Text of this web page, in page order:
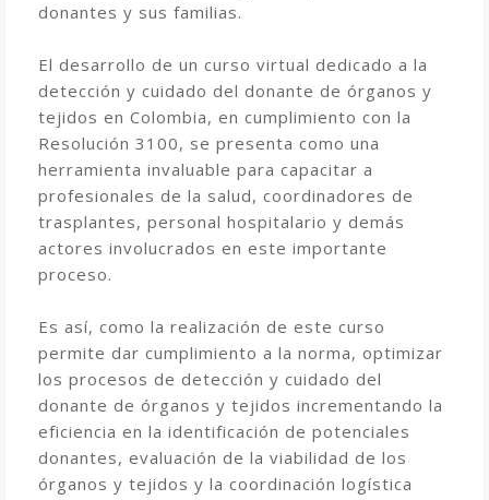
donantes y sus familias.
El desarrollo de un curso virtual dedicado a la
detección y cuidado del donante de órganos y
tejidos en Colombia, en cumplimiento con la
Resolución 3100, se presenta como una
herramienta invaluable para capacitar a
profesionales de la salud, coordinadores de
trasplantes, personal hospitalario y demás
actores involucrados en este importante
proceso.
Es así, como la realización de este curso
permite dar cumplimiento a la norma, optimizar
los procesos de detección y cuidado del
donante de órganos y tejidos incrementando la
eficiencia en la identificación de potenciales
donantes, evaluación de la viabilidad de los
órganos y tejidos y la coordinación logística